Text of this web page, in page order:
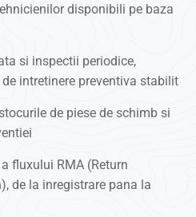
disponibili pe baza
si inspectii periodice,
de intretinere preventiva stabilit
de piese de schimb si
a fluxului RMA (Return
de la inregistrare pana la